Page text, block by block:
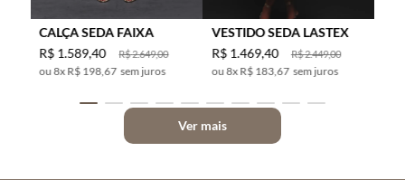
CALÇA SEDA FAIXA
R$2.649,00
R$ 1.589,40
8x R$ 198,67 sem juros
VESTIDO SEDA LASTEX
R$2.449,00
R$ 1.469,40
8x R$ 183,67 sem juros
Ver mais